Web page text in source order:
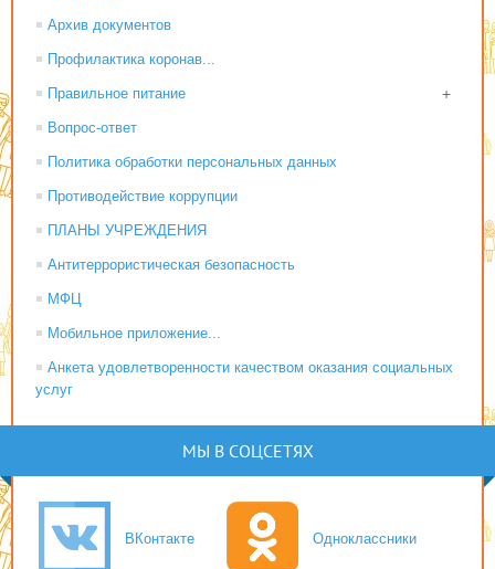
Архив документов
Профилактика коронав...
+
Правильное питание
Вопрос-ответ
Политика обработки персональных данных
Противодействие коррупции
ПЛАНЫ УЧРЕЖДЕНИЯ
Антитеррористическая безопасность
МФЦ
Мобильное приложение...
Анкета удовлетворенности качеством оказания социальных
услуг
МЫ В СОЦСЕТЯХ
ВКонтакте Одноклассники